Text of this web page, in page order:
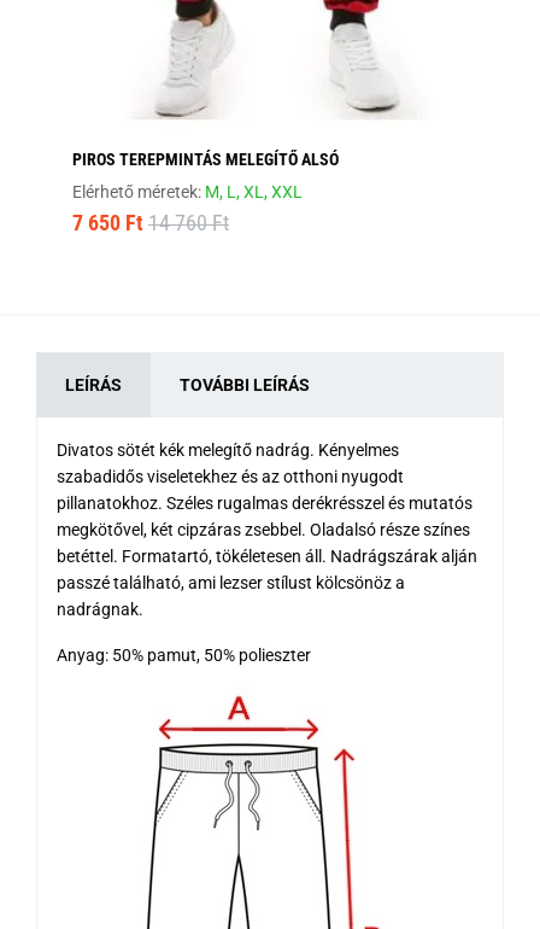
PIROS TEREPMINTÁS MELEGÍTŐ ALSÓ
Elérhető méretek: M, L,XL,XXL
7 650 Ft 14 760 Ft
LEÍRÁS TOVÁBBI LEÍRÁS
Divatos sötét kék melegítő nadrág. Kényelmes
szabadidős viseletekhez és az otthoni nyugodt
pillanatokhoz. Széles rugalmas derékrésszel és mutatós
megkötővel, két cipzáras zsebbel. Oladalsó része színes
betéttel. Formatartó, tökéletesen áll. Nadrágszárak alján
passzé található, ami lezser stílust kölcsönöz a
nadrágnak.
Anyag: 50% pamut, 50% polieszter